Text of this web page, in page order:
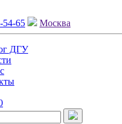
54-65 Москва
ДГУ